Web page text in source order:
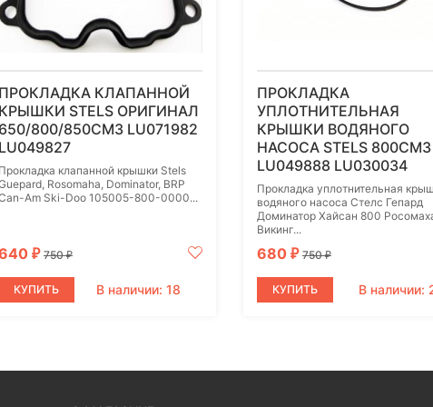
ПРОКЛАДКА КЛАПАННОЙ
КРЫШКИ STELS ОРИГИНАЛ
650/800/850СМ3 LU071982
LU049827
Прокладка клапанной крышки Stels
Rosomaha, Dominator, BRP
Am Ski-Doo 105005-800-0000...
₽ 750₽
КУПИТЬ В наличии: 18
ПРОКЛАДКА
УПЛОТНИТЕЛЬНАЯ
КРЫШКИ ВОДЯНОГО
НАСОСА STELS 800СМ3
LU049888 LU030034
Прокладка уплотнительная
водяного насоса Стелс Гепард
Доминатор Хайсан 800
Викинг...
680 ₽ 750₽
КУПИТЬ В наличии: